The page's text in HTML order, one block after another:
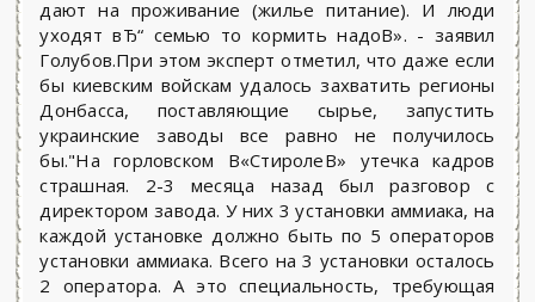
дают на проживание (жилье питание). И люди
уходят вЂ“ семью то кормить надоВ». - заявил
Голубов.При этом эксперт отметил, что даже если
бы киевским войскам удалось захватить регионы
Донбасса, поставляющие сырье, запустить
украинские заводы все равно не получилось
бы."На горловском В«СтиролеВ» утечка кадров
страшная. 2-3 месяца назад был разговор с
директором завода. У них 3 установки аммиака, на
каждой установке должно быть по 5 операторов
установки аммиака. Всего на 3 установки осталось
2 оператора. А это специальность, требующая